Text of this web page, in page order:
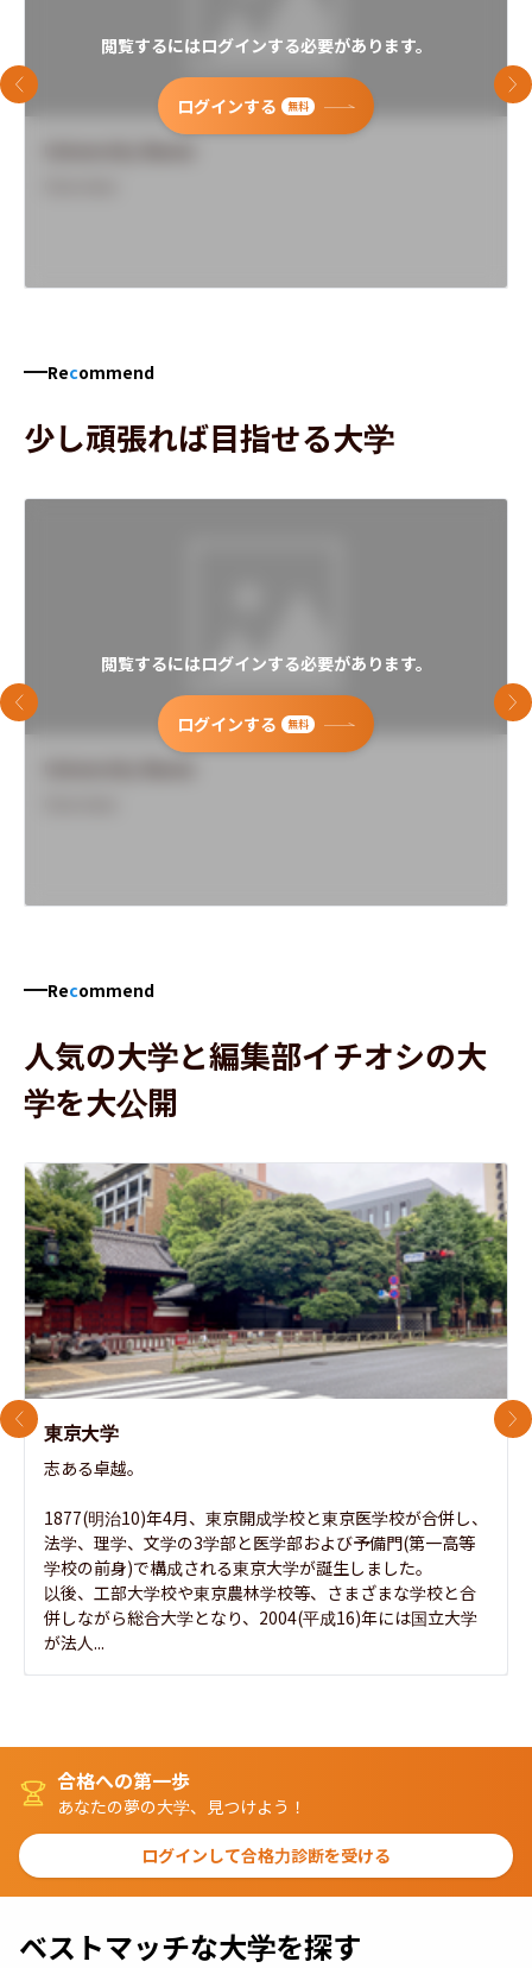
閲覧するにはログインする必要があります。
ログインする 無料
前のスライド 次
Recommend
少し頑張れば目指せる大学
閲覧するにはログインする必要があります。
ログインする 無料
前のスライド 次
Recommend
人気の大学と編集部イチオシの大
学を大公開
東京大学
志ある卓越。
1877(明治10)年4月、東京開成学校と東京医学校が合併し、
法学、理学、文学の3学部と医学部および予備門(第一高等
学校の前身)で構成される東京大学が誕生しました。
以後、工部大学校や東京農林学校等、さまざまな学校と合
併しながら総合大学となり、2004(平成16)年には国立大学
が法人...
前のスライド 次
合格への第一歩
あなたの夢の大学、見つけよう！
ログインして合格力診断を受ける
ベストマッチな大学を探す